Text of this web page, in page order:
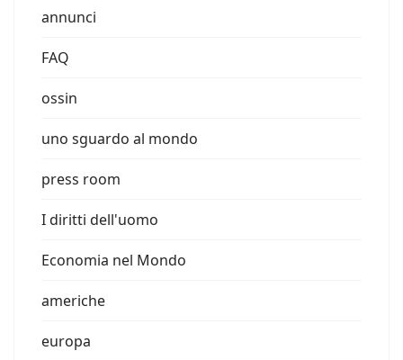
annunci
FAQ
ossin
uno sguardo al mondo
press room
I diritti dell'uomo
Economia nel Mondo
americhe
europa